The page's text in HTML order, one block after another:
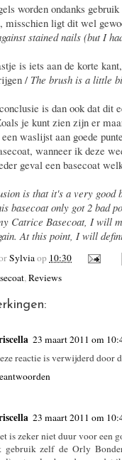
worden ondanks
misschien ligt dit wel
stained nails (but I
is iets aan de korte
/ The brush is a little
is dan ook dat dit
je kunt zien zijn er
een waslijst aan goede
wanneer ik deze
geval een basecoat
is that it's a very good
basecoat only got 2 bad
Catrice Basecoat, I will
At this point, I will
Sylviaop 10:30
,Reviews
23 maart 2011 om
reactie is verwijderd door
23 maart 2011 om
is zeker niet duur voor een
gebruik zelf de Orly